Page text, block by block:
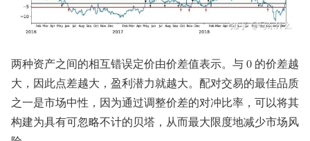
两种资产之间的相互错误定价由价差值表示。与 0 的价差越
大，因此点差越大，盈利潜力就越大。配对交易的最佳品质
之一是市场中性，因为通过调整价差的对冲比率，可以将其
构建为具有可忽略不计的贝塔，从而最大限度地减少市场风